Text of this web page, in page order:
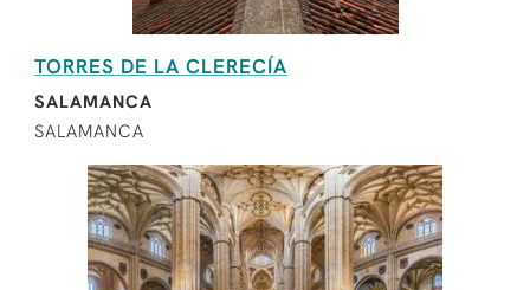
TORRES DE LA CLERECÍA
SALAMANCA
SALAMANCA